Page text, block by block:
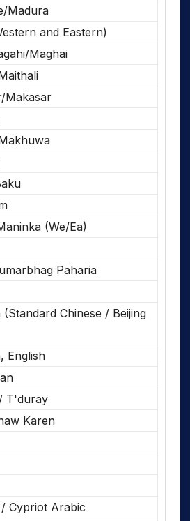
Madura
and Eastern)
Maghai
Makasar
(We/Ea)
Paharia
(Standard Chinese / Beijing
English
T'duray
Karen
Cypriot Arabic